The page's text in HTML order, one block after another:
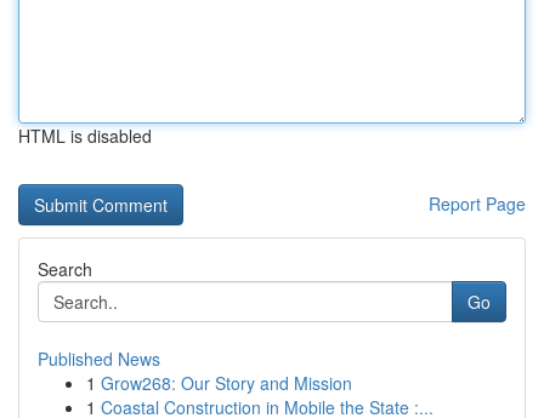
HTML is disabled
Report Page
Search
Go
Published News
1 Grow268: Our Story and Mission
1 Coastal Construction in Mobile the State :...